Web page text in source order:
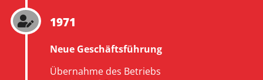
 1971
Neue Geschäftsführung
Übernahme des Betriebs